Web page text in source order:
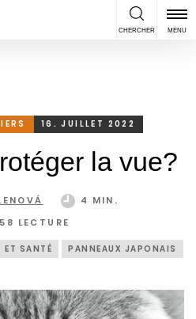
CHERCHER MENU
16. JUILLET 2022
la vue?
4 MIN.
LECTURE
ET SANTÉ PANNEAUX JAPONAIS